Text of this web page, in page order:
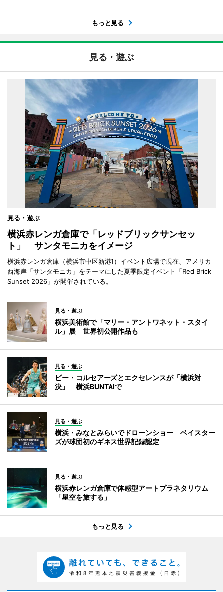
もっと見る
見る・遊ぶ
見る・遊ぶ
横浜赤レンガ倉庫で「レッドブリックサンセッ
ト」 サンタモニカをイメージ
横浜赤レンガ倉庫（横浜市中区新港1）イベント広場で現在、アメリカ
西海岸「サンタモニカ」をテーマにした夏季限定イベント「Red Brick
Sunset 2026」が開催されている。
見る・遊ぶ
横浜美術館で「マリー・アントワネット・スタイ
ル」展 世界初公開作品も
見る・遊ぶ
ビー・コルセアーズとエクセレンスが「横浜対
決」 横浜BUNTAIで
見る・遊ぶ
横浜・みなとみらいでドローンショー ベイスター
ズが球団初のギネス世界記録認定
見る・遊ぶ
横浜赤レンガ倉庫で体感型アートプラネタリウム
「星空を旅する」
もっと見る